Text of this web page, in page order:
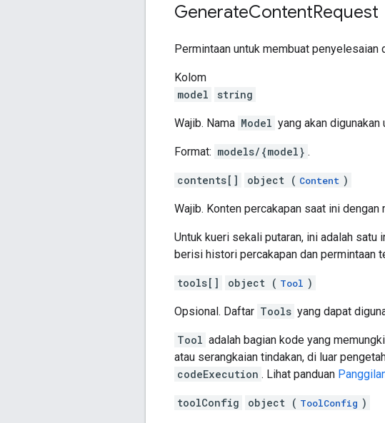
GenerateContentRequest
Permintaan untuk membuat penyelesaian
Kolom
model
string
Wajib. Nama Model yang akan
Format: models/{model} .
contents[] object ( Content )
Wajib. Konten percakapan saat ini dengan
Untuk kueri sekali putaran, ini adalah
berisi histori percakapan dan permintaan
tools[] object ( Tool )
Opsional. Daftar Tools yang dapat
Tool adalah bagian kode yang
atau serangkaian tindakan, di luar
codeExecution . Lihat panduan
toolConfig object ( ToolConfig )